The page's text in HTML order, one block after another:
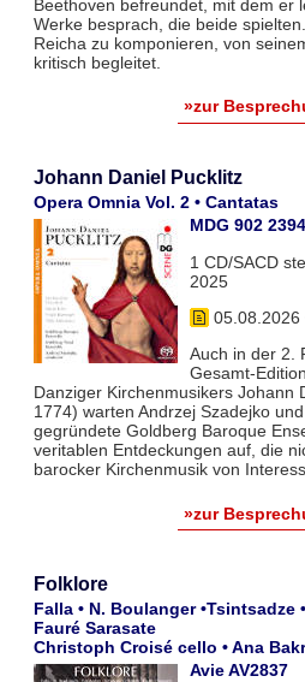
Beethoven befreundet, mit dem er
Werke besprach, die beide
Reicha zu komponieren, von
kritisch begleitet.
»zur
Johann Daniel Pucklitz
Opera Omnia Vol. 2 • Cantatas
MDG 902
1 CD/SACD
2025
05.08.2026
Auch in der 2.
Gesamt-
Danziger Kirchenmusikers Johann
1774) warten Andrzej Szadejko
gegründete Goldberg Baroque
veritablen Entdeckungen auf, die
barocker Kirchenmusik von
»zur
Folklore
Falla • N. Boulanger •Tsintsadze
Fauré Sarasate
Christoph Croisé cello • Ana
Avie AV2837